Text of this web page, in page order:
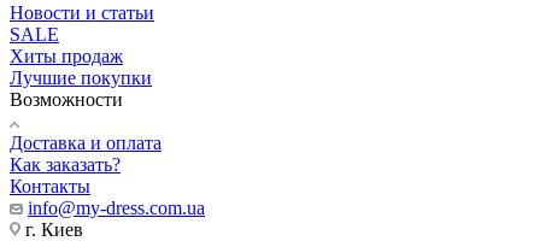
Новости и статьи
SALE
Хиты продаж
Лучшие покупки
Возможности
Доставка и оплата
Как заказать?
Контакты
info@my-dress.com.ua
г. Киев